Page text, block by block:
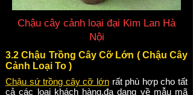
Chậu cây cảnh loại đại Kim Lan Hà
Nội
3.2 Chậu Trồng Cây Cỡ Lớn ( Chậu Cây
Cảnh Loại To )
Chậu sứ trồng cây cỡ lớn rất phù hợp cho tất
cả các loại khách hàng,đa dạng về mẫu mã